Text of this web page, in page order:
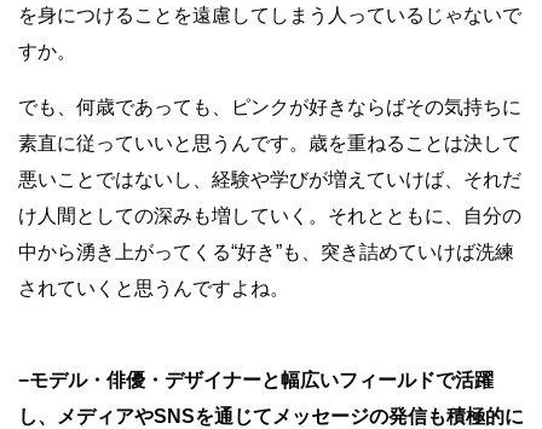
を身につけることを遠慮してしまう人っているじゃないで
すか。
でも、何歳であっても、ピンクが好きならばその気持ちに
素直に従っていいと思うんです。歳を重ねることは決して
悪いことではないし、経験や学びが増えていけば、それだ
け人間としての深みも増していく。それとともに、自分の
中から湧き上がってくる“好き”も、突き詰めていけば洗練
されていくと思うんですよね。
−モデル・俳優・デザイナーと幅広いフィールドで活躍
し、メディアやSNSを通じてメッセージの発信も積極的に